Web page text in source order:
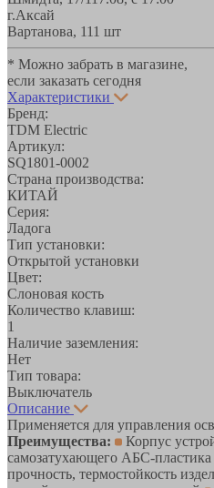
г.Аксай
Вартанова, 111 шт
* Можно забрать в магазине,
если заказать сегодня
Характеристики
Бренд:
TDM Electric
Артикул:
SQ1801-0002
Страна производства:
КИТАЙ
Серия:
Ладога
Тип установки:
Открытой установки
Цвет:
Слоновая кость
Количество клавиш:
1
Наличие заземления:
Нет
Тип товара:
Выключатель
Описание
Применяется для управления
Преимущества:
Корпус
самозатухающего АБС-
прочность, термостойкость